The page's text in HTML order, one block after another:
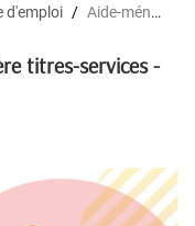
d'emploi Aide-ménager / Aide-ménagère titres-services - CDI temps partiel.
titres-services -